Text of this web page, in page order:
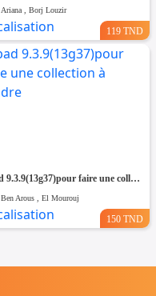
Ariana , Borj Louzir
119 TND
ipad 9.3.9(13g37)pour faire une collection à vendre
Ben Arous , El Mourouj
150 TND